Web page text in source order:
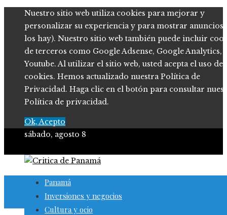
Nuestro sitio web utiliza cookies para mejorar y
personalizar su experiencia y para mostrar anuncios
los hay). Nuestro sitio web también puede incluir
de terceros como Google Adsense, Google Analytics,
Youtube. Al utilizar el sitio web, usted acepta el uso de
cookies. Hemos actualizado nuestra Política de
Privacidad. Haga clic en el botón para consultar
Política de privacidad.
Ok, Acepto
sábado, agosto 8
Panamá
Inversiones y negocios
Cultura y ocio